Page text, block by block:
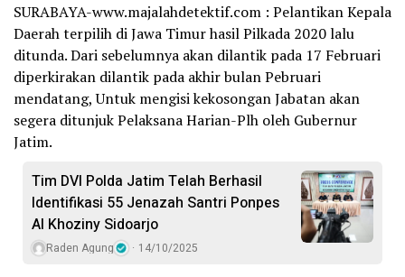
SURABAYA-www.majalahdetektif.com : Pelantikan Kepala
Daerah terpilih di Jawa Timur hasil Pilkada 2020 lalu
ditunda. Dari sebelumnya akan dilantik pada 17 Februari
diperkirakan dilantik pada akhir bulan Pebruari
mendatang, Untuk mengisi kekosongan Jabatan akan
segera ditunjuk Pelaksana Harian-Plh oleh Gubernur
Jatim.
Tim DVI Polda Jatim Telah Berhasil
Identifikasi 55 Jenazah Santri Ponpes
Al Khoziny Sidoarjo
Raden Agung 14/10/2025